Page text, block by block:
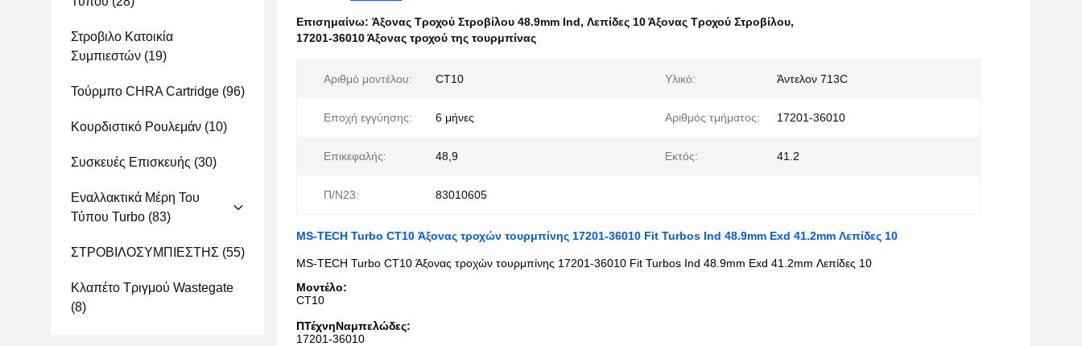
Στροβιλο Κατοικία
Συμπιεστών (19)
Τούρμπο CHRA Cartridge (96)
Κουρδιστικό Ρουλεμάν (10)
Συσκευές Επισκευής (30)
Εναλλακτικά Μέρη Του
Τύπου Turbo (83)
ΣΤΡΟΒΙΛΟΣΥΜΠΙΕΣΤΗΣ (55)
Κλαπέτο Τριγμού Wastegate
(8)
Επισημαίνω: Άξονας Τροχού Στροβίλου 48.9mm Ind, Λεπίδες 10 Άξονας Τροχού Στροβίλου,
17201-36010 Άξονας τροχού της τουρμπίνας
Αριθμό μοντέλου: CT10 Υλικό: Άντελον 713C
Εποχή εγγύησης: 6 μήνες Αριθμός τμήματος: 17201-36010
Επικεφαλής: 48,9 Εκτός: 41.2
Π/Ν23: 83010605
MS-TECH Turbo CT10 Άξονας τροχών τουρμπίνης 17201-36010 Fit Turbos Ind 48.9mm Exd 41.2mm Λεπίδες 10
MS-TECH Turbo CT10 Άξονας τροχών τουρμπίνης 17201-36010 Fit Turbos Ind 48.9mm Exd 41.2mm Λεπίδες 10
Μοντέλο:
CT10
ΠΤέχνηNαμπελώδες:
17201-36010